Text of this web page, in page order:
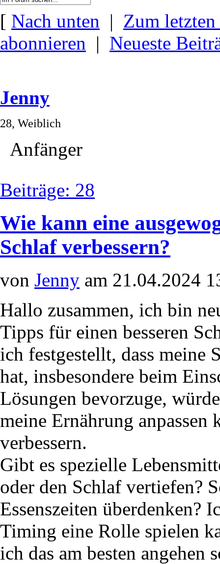
[ Nach unten | Zum
abonnieren | Neueste
Jenny
28, Weiblich
Anfänger
Beiträge: 28
Wie kann eine
Schlaf verbessern?
von Jenny am 21.04.2024
Hallo zusammen, ich bin
Tipps für einen besseren
ich festgestellt, dass meine
hat, insbesondere beim
Lösungen bevorzuge,
meine Ernährung
verbessern.
Gibt es spezielle
oder den Schlaf vertiefen?
Essenszeiten überdenken?
Timing eine Rolle spielen
ich das am besten angehen